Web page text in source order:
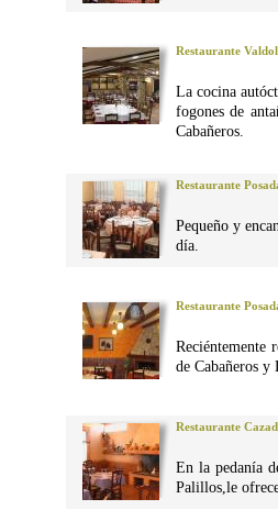
Restaurante
La cocina
fogones de
Cabañeros.
Restaurante
Pequeño y
día.
Restaurante
Reciéntemente
de Cabañeros y
Restaurante
En la pedanía
Palillos,le